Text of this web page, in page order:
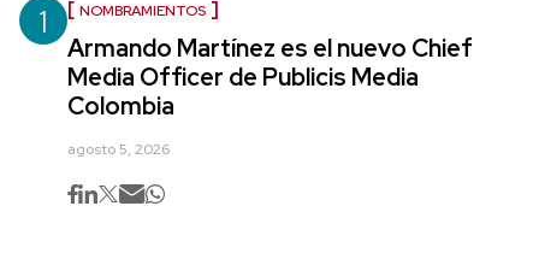
1 NOMBRAMIENTOS
Armando Martínez es el nuevo Chief
Media Officer de Publicis Media
Colombia
agosto 5, 2026